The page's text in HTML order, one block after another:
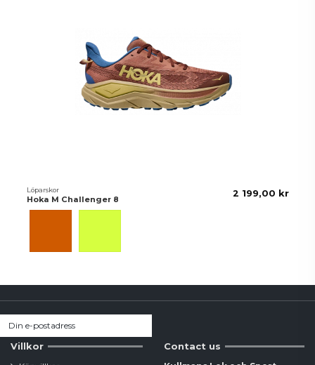
Löparskor
Hoka M Challenger 8
2 199,00 kr
Villkor Contact us